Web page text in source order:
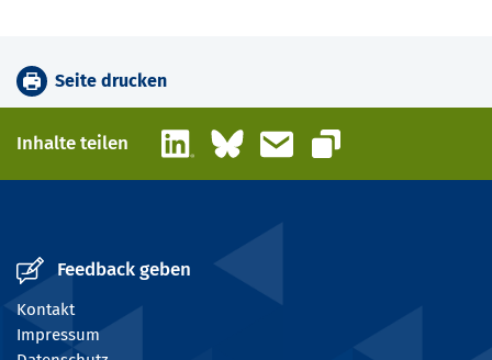
Seite drucken
Inhalte teilen LinkedInBlueskyE-Mail
Link kopieren
Feedback geben
Kontakt
Impressum